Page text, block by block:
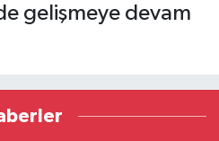
gelişmeye devam